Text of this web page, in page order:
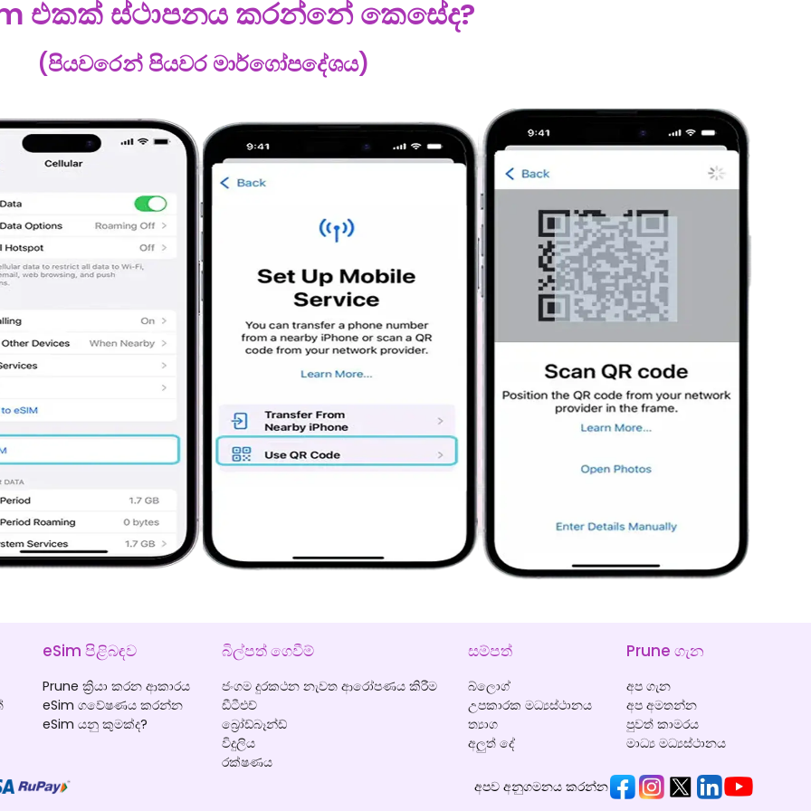
එකක් ස්ථාපනය කරන්නේ කෙසේද?
(පියවරෙන් පියවර මාර්ගෝපදේශය)
eSim පිළිබඳව
Prune ක්‍රියා කරන ආකාරය
eSim ගවේෂණය කරන්න
eSim යනු කුමක්ද?
බිල්පත් ගෙවීම්
ජංගම දුරකථන නැවත ආරෝපණය කිරීම
ඩීටීඑච්
බ්‍රෝඩ්බෑන්ඩ්
විදුලිය
රක්ෂණය
සම්පත්
බ්ලොග්
උපකාරක මධ්‍යස්ථානය
ත්‍යාග
අලුත් දේ
Prune ගැන
අප ගැන
අප අමතන්න
පුවත් කාමරය
මාධ්‍ය මධ්‍යස්ථානය
අපව අනුගමනය කරන්න